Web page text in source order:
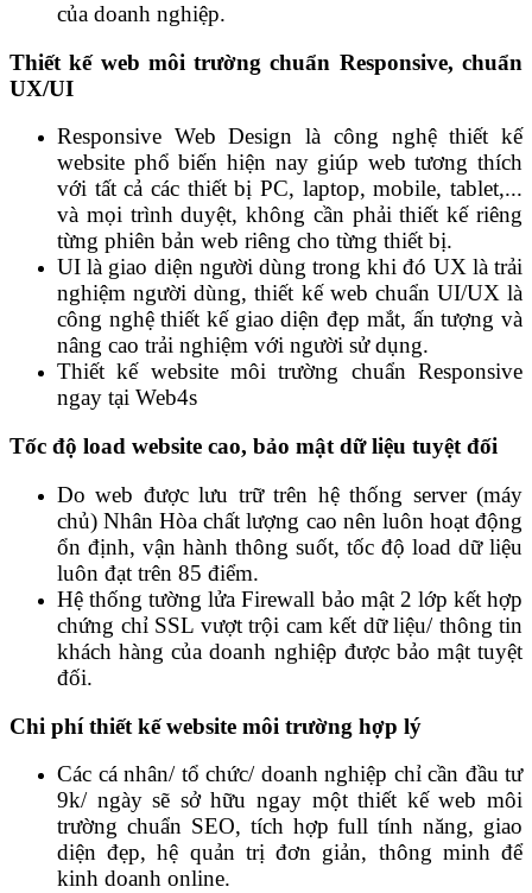
của doanh nghiệp.
Thiết kế web môi trường chuẩn Responsive, chuẩn
UX/UI
Responsive Web Design là công nghệ thiết kế
website phổ biến hiện nay giúp web tương thích
với tất cả các thiết bị PC, laptop, mobile, tablet,...
và mọi trình duyệt, không cần phải thiết kế riêng
từng phiên bản web riêng cho từng thiết bị.
UI là giao diện người dùng trong khi đó UX là trải
nghiệm người dùng, thiết kế web chuẩn UI/UX là
công nghệ thiết kế giao diện đẹp mắt, ấn tượng và
nâng cao trải nghiệm với người sử dụng.
Thiết kế website môi trường chuẩn Responsive
ngay tại Web4s
Tốc độ load website cao, bảo mật dữ liệu tuyệt đối
Do web được lưu trữ trên hệ thống server (máy
chủ) Nhân Hòa chất lượng cao nên luôn hoạt động
ổn định, vận hành thông suốt, tốc độ load dữ liệu
luôn đạt trên 85 điểm.
Hệ thống tường lửa Firewall bảo mật 2 lớp kết hợp
chứng chỉ SSL vượt trội cam kết dữ liệu/ thông tin
khách hàng của doanh nghiệp được bảo mật tuyệt
đối.
Chi phí thiết kế website môi trường hợp lý
Các cá nhân/ tổ chức/ doanh nghiệp chỉ cần đầu tư
9k/ ngày sẽ sở hữu ngay một thiết kế web môi
trường chuẩn SEO, tích hợp full tính năng, giao
diện đẹp, hệ quản trị đơn giản, thông minh để
kinh doanh online.